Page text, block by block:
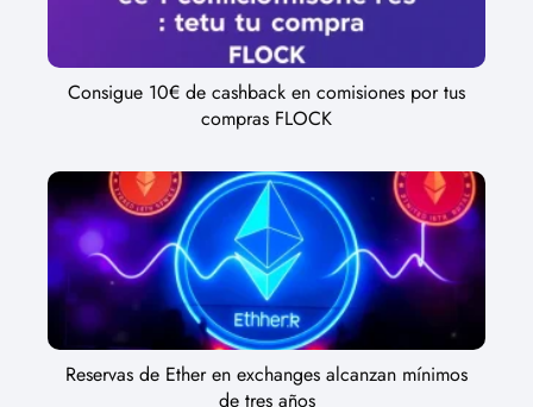
Consigue 10€ de cashback en comisiones por tus
compras FLOCK
Reservas de Ether en exchanges alcanzan mínimos
de tres años